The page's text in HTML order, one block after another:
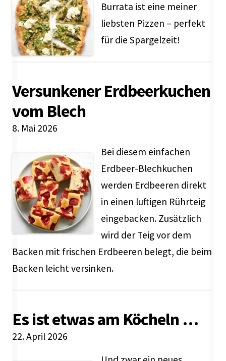
Burrata ist eine meiner
liebsten Pizzen – perfekt
für die Spargelzeit!
Versunkener Erdbeerkuchen
vom Blech
8. Mai 2026
Bei diesem einfachen
Erdbeer-Blechkuchen
werden Erdbeeren direkt
in einen luftigen Rührteig
eingebacken. Zusätzlich
wird der Teig vor dem
Backen mit frischen Erdbeeren belegt, die beim
Backen leicht versinken.
Es ist etwas am Köcheln …
22. April 2026